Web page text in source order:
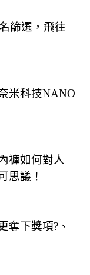
篩選，飛往
米科技NANO
褲如何對人
思議！
奪下獎項? 、